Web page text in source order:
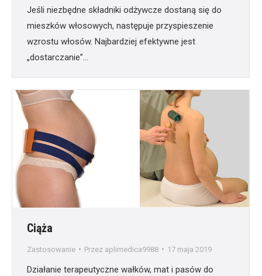
Jeśli niezbędne składniki odżywcze dostaną się do
mieszków włosowych, następuje przyspieszenie
wzrostu włosów. Najbardziej efektywne jest
„dostarczanie”…
Ciąża
Zastosowanie Przez aplimedica9988 17 maja 2019
Działanie terapeutyczne wałków, mat i pasów do